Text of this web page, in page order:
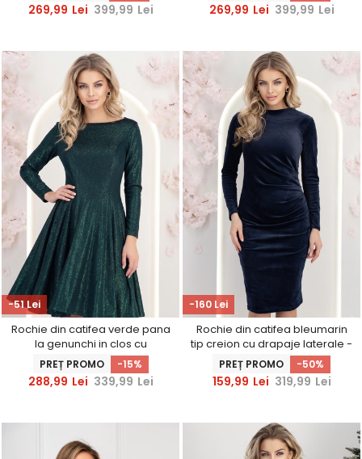
269,99 Lei 399,99 Lei 269,99 Lei 399,99 Lei
-51 Lei
Rochie din catifea verde pana
la genunchi in clos cu
decolteu rotunjit - StarShinerS
PREȚ PROMO -15%
288,99 Lei 339,99 Lei
-160 Lei
Rochie din catifea bleumarin
tip creion cu drapaje laterale -
StarShinerS
PREȚ PROMO -50%
159,99 Lei 319,99 Lei